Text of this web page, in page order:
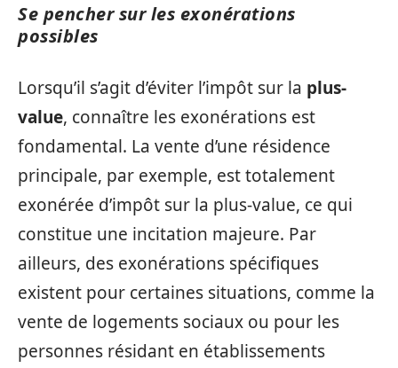
Se pencher sur les exonérations
possibles
Lorsqu’il s’agit d’éviter l’impôt sur la plus-
value, connaître les exonérations est
fondamental. La vente d’une résidence
principale, par exemple, est totalement
exonérée d’impôt sur la plus-value, ce qui
constitue une incitation majeure. Par
ailleurs, des exonérations spécifiques
existent pour certaines situations, comme la
vente de logements sociaux ou pour les
personnes résidant en établissements